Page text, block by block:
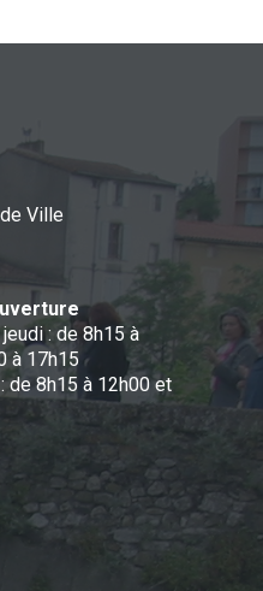
Ville
: de 8h15 à
à 17h15
de 8h15 à 12h00 et